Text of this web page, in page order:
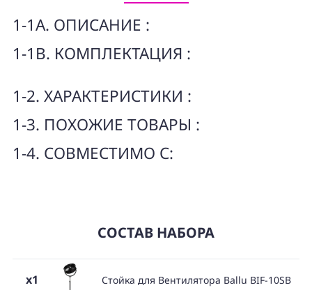
О
Контакты
1-1A. ОПИСАНИЕ :
1-1B. КОМПЛЕКТАЦИЯ :
1-2. ХАРАКТЕРИСТИКИ :
1-3. ПОХОЖИЕ ТОВАРЫ :
1-4. СОВМЕСТИМО С:
СОСТАВ НАБОРА
x1 Стойка для Вентилятора Ballu BIF-10SB